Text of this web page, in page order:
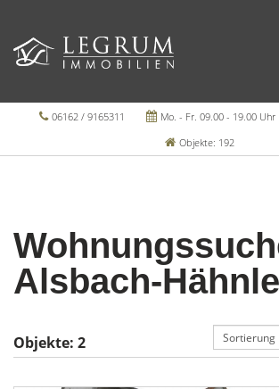
06162 / 9165311 Mo. - Fr. 09.00 - 19.00 Uhr
Objekte: 192
Alsbach-
Objekte: 2